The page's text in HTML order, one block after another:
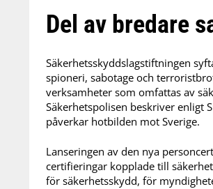
Del av bredare
Säkerhetsskyddslagstiftningen
spioneri, sabotage och
verksamheter som omfattas av
Säkerhetspolisen beskriver enligt
påverkar hotbilden mot Sverige.
Lanseringen av den nya
certifieringar kopplade till
för säkerhetsskydd, för